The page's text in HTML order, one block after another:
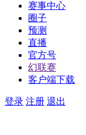
赛事中心
圈子
预测
直播
官方号
幻联赛
客户端下载
登录 注册 退出